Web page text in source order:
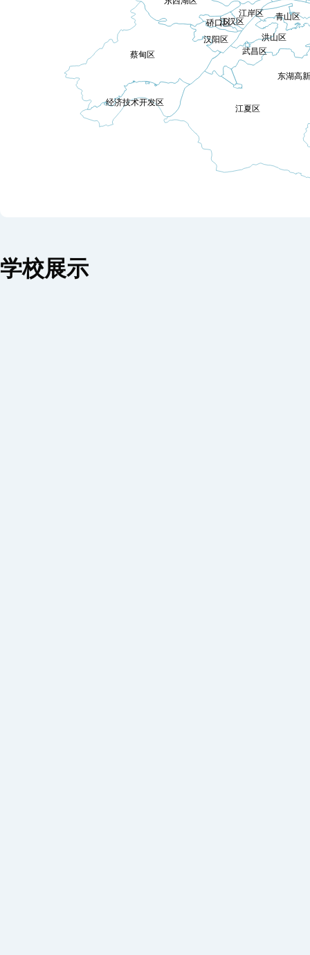
东湖高
学校展示